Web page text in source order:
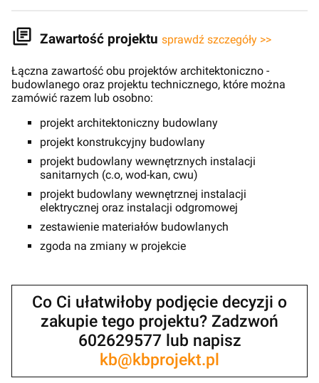
Zawartość projektu sprawdź szczegóły >>
Łączna zawartość obu projektów architektoniczno -
budowlanego oraz projektu technicznego, które można
zamówić razem lub osobno:
projekt architektoniczny budowlany
projekt konstrukcyjny budowlany
projekt budowlany wewnętrznych instalacji
sanitarnych (c.o, wod-kan, cwu)
projekt budowlany wewnętrznej instalacji
elektrycznej oraz instalacji odgromowej
zestawienie materiałów budowlanych
zgoda na zmiany w projekcie
Co Ci ułatwiłoby podjęcie decyzji o
zakupie tego projektu? Zadzwoń
602629577 lub napisz
kb@kbprojekt.pl